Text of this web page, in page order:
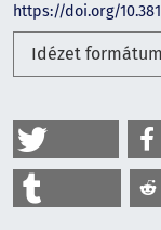
https://doi.org/
Idézet